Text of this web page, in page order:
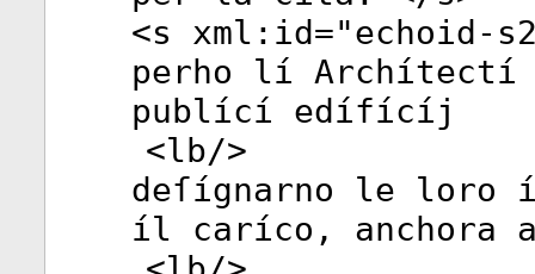
<s xml:id="echoid-
perho lí Archítectí
publící edífícíj
<lb/>
deſígnarno le loro
íl caríco, anchora